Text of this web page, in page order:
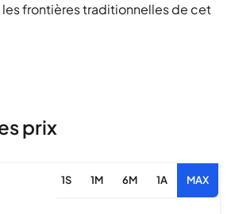
frontières traditionnelles de cet
prix
1S 1M 6M 1A MAX